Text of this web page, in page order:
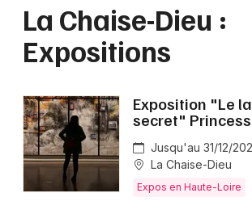
Activité & Expérience
Manifestations
Bordeaux
Colmar
Lyon
Marseille
Mulhouse
La Chaise-Dieu :
Expositions
Exposition "Le
secret"
Jusqu'au 31/12/
La Chaise-Dieu
Expos en Haute-Loire
Auvergne
Partout Près de moi
Quand ?